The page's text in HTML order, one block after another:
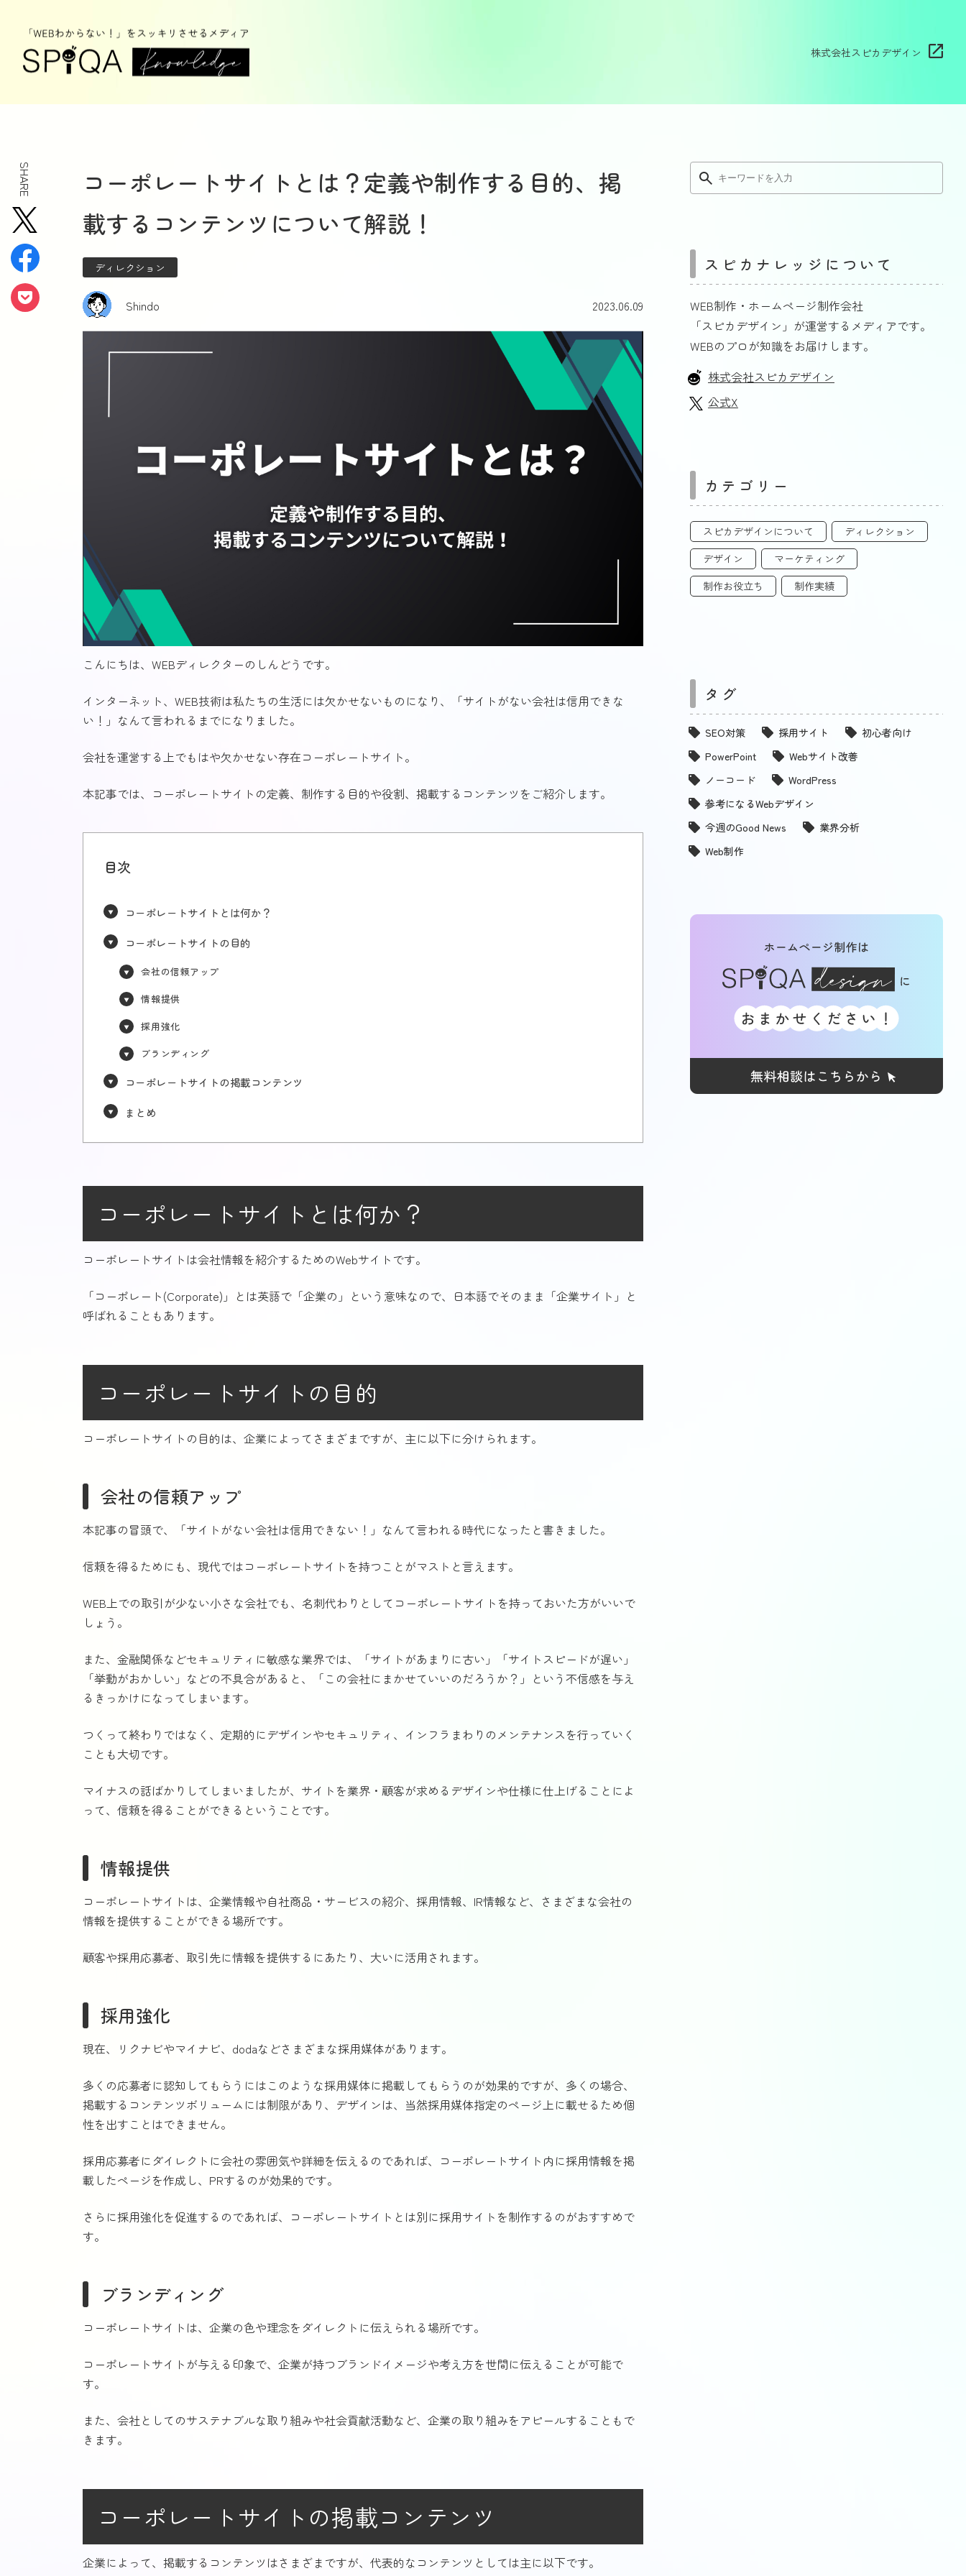
株式会社スピカデザイン
SHARE
コーポレートサイトとは？定義や制作する目的、掲
載するコンテンツについて解説！
ディレクション
Shindo 2023.06.09
こんにちは、WEBディレクターのしんどうです。
インターネット、WEB技術は私たちの生活には欠かせないものになり、「サイトがない会社は信用できな
い！」なんて言われるまでになりました。
会社を運営する上でもはや欠かせない存在コーポレートサイト。
本記事では、コーポレートサイトの定義、制作する目的や役割、掲載するコンテンツをご紹介します。
目次
コーポレートサイトとは何か？
コーポレートサイトの目的
会社の信頼アップ
情報提供
採用強化
ブランディング
コーポレートサイトの掲載コンテンツ
まとめ
コーポレートサイトとは何か？
コーポレートサイトは会社情報を紹介するためのWebサイトです。
「コーポレート(Corporate)」とは英語で「企業の」という意味なので、日本語でそのまま「企業サイト」と
呼ばれることもあります。
コーポレートサイトの目的
コーポレートサイトの目的は、企業によってさまざまですが、主に以下に分けられます。
会社の信頼アップ
本記事の冒頭で、「サイトがない会社は信用できない！」なんて言われる時代になったと書きました。
信頼を得るためにも、現代ではコーポレートサイトを持つことがマストと言えます。
WEB上での取引が少ない小さな会社でも、名刺代わりとしてコーポレートサイトを持っておいた方がいいで
しょう。
また、金融関係などセキュリティに敏感な業界では、「サイトがあまりに古い」「サイトスピードが遅い」
「挙動がおかしい」などの不具合があると、「この会社にまかせていいのだろうか？」という不信感を与え
るきっかけになってしまいます。
つくって終わりではなく、定期的にデザインやセキュリティ、インフラまわりのメンテナンスを行っていく
ことも大切です。
マイナスの話ばかりしてしまいましたが、サイトを業界・顧客が求めるデザインや仕様に仕上げることによ
って、信頼を得ることができるということです。
情報提供
コーポレートサイトは、企業情報や自社商品・サービスの紹介、採用情報、IR情報など、さまざまな会社の
情報を提供することができる場所です。
顧客や採用応募者、取引先に情報を提供するにあたり、大いに活用されます。
採用強化
現在、リクナビやマイナビ、dodaなどさまざまな採用媒体があります。
多くの応募者に認知してもらうにはこのような採用媒体に掲載してもらうのが効果的ですが、多くの場合、
掲載するコンテンツボリュームには制限があり、デザインは、当然採用媒体指定のページ上に載せるため個
性を出すことはできません。
採用応募者にダイレクトに会社の雰囲気や詳細を伝えるのであれば、コーポレートサイト内に採用情報を掲
載したページを作成し、PRするのが効果的です。
さらに採用強化を促進するのであれば、コーポレートサイトとは別に採用サイトを制作するのがおすすめで
す。
ブランディング
コーポレートサイトは、企業の色や理念をダイレクトに伝えられる場所です。
コーポレートサイトが与える印象で、企業が持つブランドイメージや考え方を世間に伝えることが可能で
す。
また、会社としてのサステナブルな取り組みや社会貢献活動など、企業の取り組みをアピールすることもで
きます。
コーポレートサイトの掲載コンテンツ
企業によって、掲載するコンテンツはさまざまですが、代表的なコンテンツとしては主に以下です。
スピカナレッジについて
WEB制作・ホームページ制作会社
「スピカデザイン」が運営するメディアです。
WEBのプロが知識をお届けします。
株式会社スピカデザイン
公式X
カテゴリー
スピカデザインについて
ディレクション
デザイン
マーケティング
制作お役立ち
制作実績
タグ
SEO対策 採用サイト
初心者向け
PowerPoint
Webサイト改善
ノーコード
WordPress
参考になるWebデザイン
今週のGood News
業界分析
Web制作